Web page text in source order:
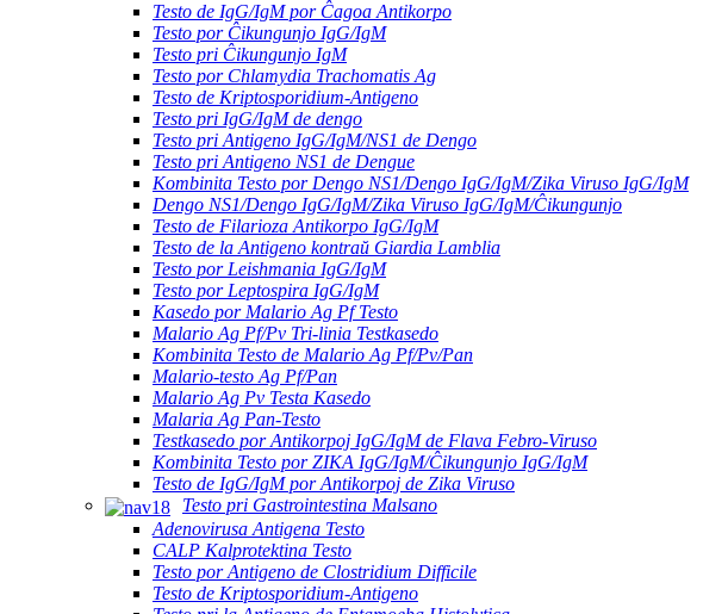
Testo de IgG/IgM por Ĉagoa Antikorpo
Testo por Ĉikungunjo IgG/IgM
Testo pri Ĉikungunjo IgM
Testo por Chlamydia Trachomatis Ag
Testo de Kriptosporidium-Antigeno
Testo pri IgG/IgM de dengo
Testo pri Antigeno IgG/IgM/NS1 de Dengo
Testo pri Antigeno NS1 de Dengue
Kombinita Testo por Dengo NS1/Dengo IgG/IgM/Zika Viruso IgG/IgM
Dengo NS1/Dengo IgG/IgM/Zika Viruso IgG/IgM/Ĉikungunjo
Testo de Filarioza Antikorpo IgG/IgM
Testo de la Antigeno kontraŭ Giardia Lamblia
Testo por Leishmania IgG/IgM
Testo por Leptospira IgG/IgM
Kasedo por Malario Ag Pf Testo
Malario Ag Pf/Pv Tri-linia Testkasedo
Kombinita Testo de Malario Ag Pf/Pv/Pan
Malario-testo Ag Pf/Pan
Malario Ag Pv Testa Kasedo
Malaria Ag Pan-Testo
Testkasedo por Antikorpoj IgG/IgM de Flava Febro-Viruso
Kombinita Testo por ZIKA IgG/IgM/Ĉikungunjo IgG/IgM
Testo de IgG/IgM por Antikorpoj de Zika Viruso
Testo pri Gastrointestina Malsano
Adenovirusa Antigena Testo
CALP Kalprotektina Testo
Testo por Antigeno de Clostridium Difficile
Testo de Kriptosporidium-Antigeno